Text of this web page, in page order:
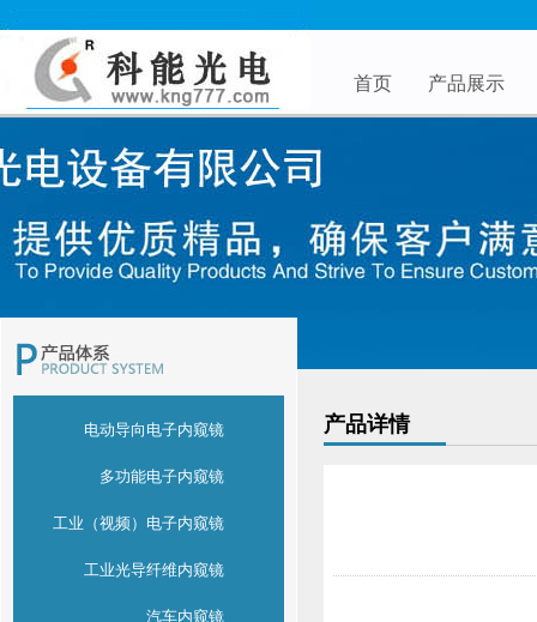
首页 产品展示
电动导向电子内窥镜
多功能电子内窥镜
工业（视频）电子内窥镜
工业光导纤维内窥镜
汽车内窥镜
产品详情